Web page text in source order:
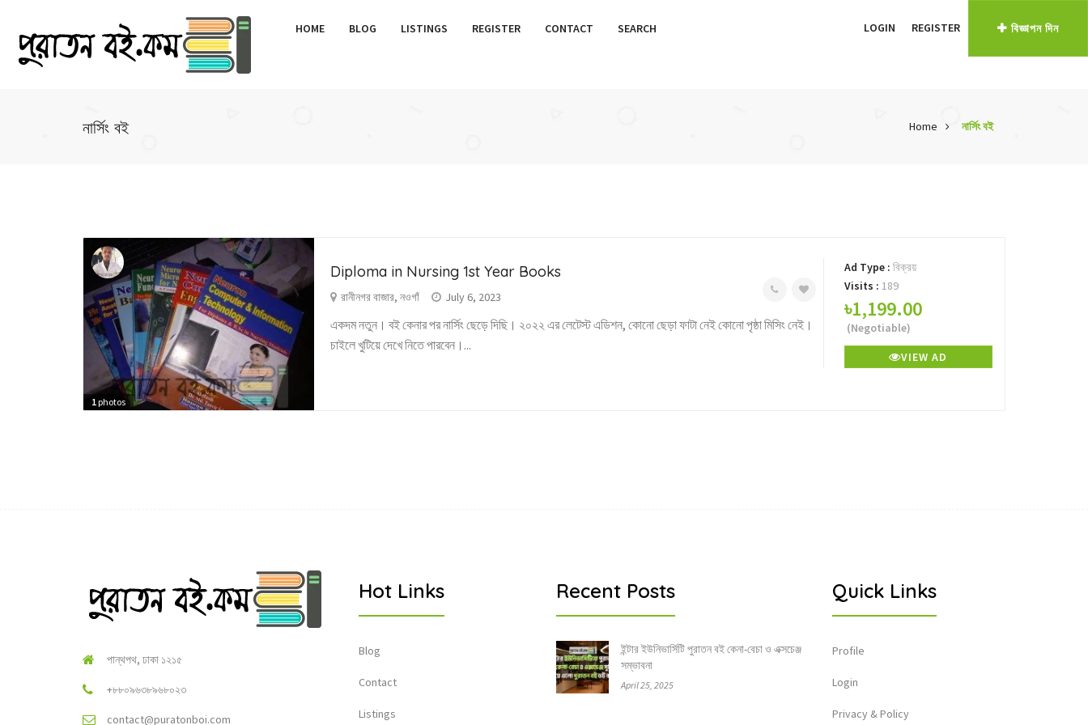
HOME BLOG LISTINGS REGISTER CONTACT SEARCH LOGIN REGISTER বিজ্ঞাপন দিন
নার্সিং বই Home নার্সিং বই
1photos
Diploma in Nursing 1st Year Books
রানীনগর বাজার, নওগাঁ July 6, 2023
একদম নতুন। বই কেনার পর নার্সিং ছেড়ে দিছি। ২০২২ এর লেটেস্ট এডিশন, কোনো ছেড়া ফাটা নেই কোনো পৃষ্ঠা মিসিং নেই।
চাইলে খুটিয়ে দেখে নিতে পারবেন।...
Ad Type : বিক্রয়
Visits : 189
৳1,199.00
(Negotiable)
VIEW AD
পান্থপথ, ঢাকা ১২১৫
+৮৮০৯৬৩৮৯৬৮০২৩
contact@puratonboi.com
Hot Links
Blog
Contact
Listings
Recent Posts
ইন্টার ইউনিভার্সিটি পুরাতন বই কেনা-বেচা ও এক্সচেঞ্জ
সম্ভাবনা
April 25, 2025
Quick Links
Profile
Login
Privacy & Policy